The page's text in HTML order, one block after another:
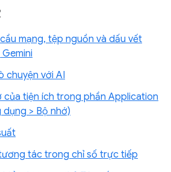
mạng, tệp nguồn và dấu vết
chuyện với AI
của tiện ích trong phần Application
dụng > Bộ nhớ)
tác trong chỉ số trực tiếp